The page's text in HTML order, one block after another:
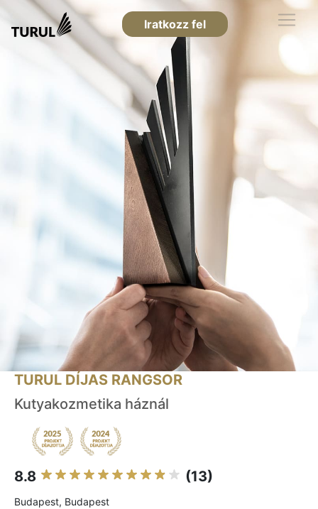
Iratkozz fel
TURUL DÍJAS RANGSOR
Kutyakozmetika háznál
8.8 (13)
Budapest, Budapest